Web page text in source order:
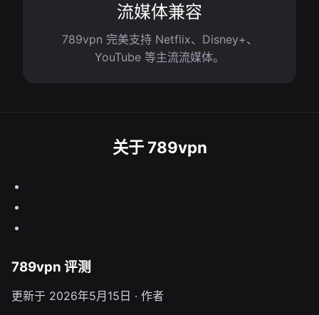
流媒体兼容
789vpn 完美支持 Netflix、Disney+、
YouTube 等主流流媒体。
关于 789vpn
789vpn 评测
更新于 2026年5月15日 · 作者